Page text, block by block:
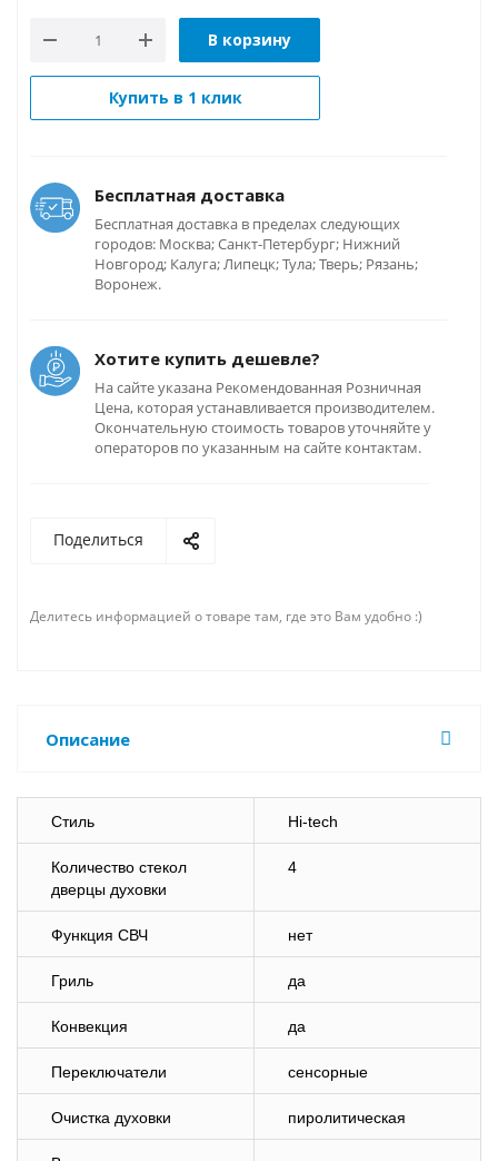
В корзину
Купить в 1 клик
Бесплатная доставка
Бесплатная доставка в пределах следующих
городов: Москва; Санкт-Петербург; Нижний
Новгород; Калуга; Липецк; Тула; Тверь; Рязань;
Воронеж.
Хотите купить дешевле?
На сайте указана Рекомендованная Розничная
Цена, которая устанавливается производителем.
Окончательную стоимость товаров уточняйте у
операторов по указанным на сайте контактам.
Поделиться
Делитесь информацией о товаре там, где это Вам удобно :)
Описание
Стиль Hi-tech
Количество стекол
дверцы духовки
4
Функция СВЧ нет
Гриль да
Конвекция да
Переключатели сенсорные
Очистка духовки пиролитическая